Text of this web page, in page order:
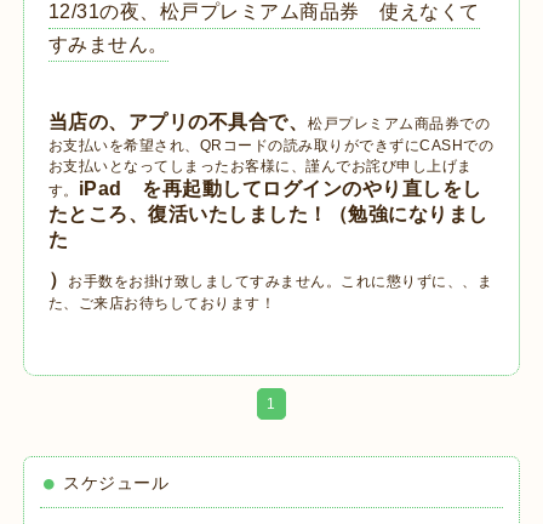
12/31の夜、松戸プレミアム商品券 使えなくて
すみません。
当店の、アプリの不具合で、松戸プレミアム商品券での
お支払いを希望され、QRコードの読み取りができずにCASHでの
お支払いとなってしまったお客様に、謹んでお詫び申し上げま
す。 iPad を再起動してログインのやり直しをし
たところ、復活いたしました！（勉強になりまし
た
）
お手数をお掛け致しましてすみません。これに懲りずに、、ま
た、ご来店お待ちしております！
1
スケジュール